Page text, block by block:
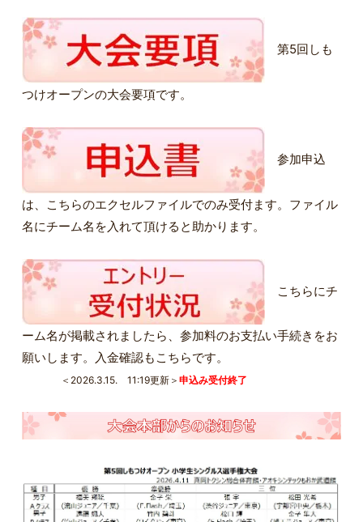
第5回しも
つけオープンの大会要項です。
参加申込
は、こちらのエクセルファイルでのみ受付ます。ファイル
名にチーム名を入れて頂けると助かります。
こちらにチ
ーム名が掲載されましたら、参加料のお支払い手続きをお
願いします。入金確認もこちらです。
＜2026.3.15. 11:19更新＞申込み受付終了